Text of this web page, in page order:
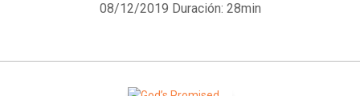
08/12/2019 Duración: 28min